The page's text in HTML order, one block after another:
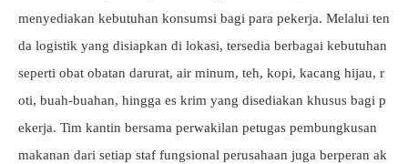
menyediakan kebutuhan konsumsi bagi para pekerja. Melalui ten
da logistik yang disiapkan di lokasi, tersedia berbagai kebutuhan
seperti obat obatan darurat, air minum, teh, kopi, kacang hijau, r
oti, buah-buahan, hingga es krim yang disediakan khusus bagi p
ekerja. Tim kantin bersama perwakilan petugas pembungkusan
makanan dari setiap staf fungsional perusahaan juga berperan ak